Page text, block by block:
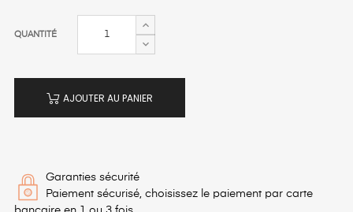
QUANTITÉ
AJOUTER AU PANIER
Garanties sécurité
Paiement sécurisé, choisissez le paiement par carte